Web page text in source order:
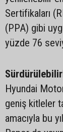
Sertifikaları
(PPA) gibi
yüzde 76
Hyundai
geniş kitleler
amacıyla bu